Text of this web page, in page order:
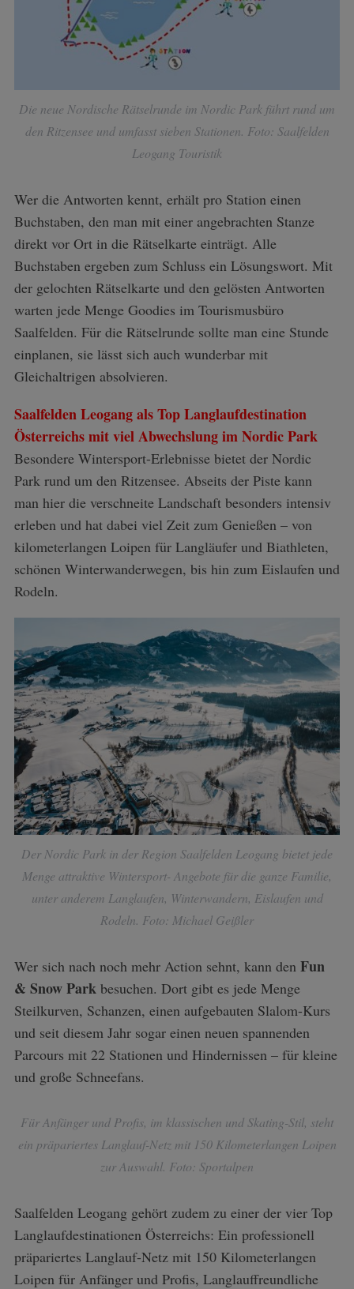
Die neue Nordische Rätselrunde im Nordic Park führt rund um
den Ritzensee und umfasst sieben Stationen. Foto: Saalfelden
Leogang Touristik
Wer die Antworten kennt, erhält pro Station einen
Buchstaben, den man mit einer angebrachten Stanze
direkt vor Ort in die Rätselkarte einträgt. Alle
Buchstaben ergeben zum Schluss ein Lösungswort. Mit
der gelochten Rätselkarte und den gelösten Antworten
warten jede Menge Goodies im Tourismusbüro
Saalfelden. Für die Rätselrunde sollte man eine Stunde
einplanen, sie lässt sich auch wunderbar mit
Gleichaltrigen absolvieren.
Saalfelden Leogang als Top Langlaufdestination
Österreichs mit viel Abwechslung im Nordic Park
Besondere Wintersport-Erlebnisse bietet der Nordic
Park rund um den Ritzensee. Abseits der Piste kann
man hier die verschneite Landschaft besonders intensiv
erleben und hat dabei viel Zeit zum Genießen – von
kilometerlangen Loipen für Langläufer und Biathleten,
schönen Winterwanderwegen, bis hin zum Eislaufen und
Rodeln.
Der Nordic Park in der Region Saalfelden Leogang bietet jede
Menge attraktive Wintersport- Angebote für die ganze Familie,
unter anderem Langlaufen, Winterwandern, Eislaufen und
Rodeln. Foto: Michael Geißler
Wer sich nach noch mehr Action sehnt, kann den Fun
& Snow Parkbesuchen. Dort gibt es jede Menge
Steilkurven, Schanzen, einen aufgebauten Slalom-Kurs
und seit diesem Jahr sogar einen neuen spannenden
Parcours mit 22 Stationen und Hindernissen – für kleine
und große Schneefans.
Für Anfänger und Profis, im klassischen und Skating-Stil, steht
ein präpariertes Langlauf-Netz mit 150 Kilometerlangen Loipen
zur Auswahl. Foto: Sportalpen
Saalfelden Leogang gehört zudem zu einer der vier Top
Langlaufdestinationen Österreichs: Ein professionell
präpariertes Langlauf-Netz mit 150 Kilometerlangen
Loipen für Anfänger und Profis, Langlauffreundliche
a
r
f
o
r